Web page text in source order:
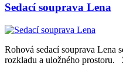
Sedací souprava Lena
Rohová sedací souprava Lena
rozkladu a uložného prostoru.